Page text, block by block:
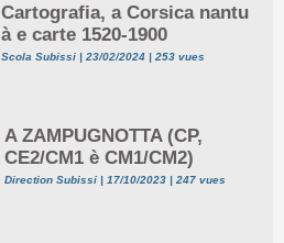
Cartografia, a Corsica nantu
à e carte 1520-1900
Scola Subissi | 23/02/2024 | 253 vues
A ZAMPUGNOTTA (CP,
CE2/CM1 è CM1/CM2)
Direction Subissi | 17/10/2023 | 247 vues